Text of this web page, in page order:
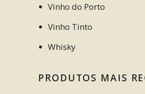
Vinho do Porto
Vinho Tinto
Whisky
PRODUTOS MAIS